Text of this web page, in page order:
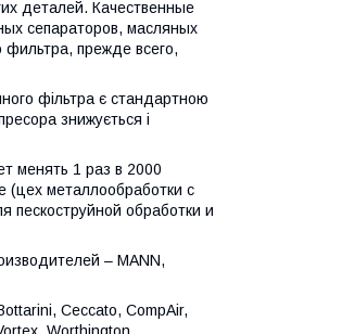
деталей. Качественные
сепараторов, масляных
прежде всего,
фільтра є стандартною
знижується і
менять 1 раз в 2000
(цех металлообработки с
пескоструйной обработки и
– MANN,
Ceccato, CompAir,
Worthington